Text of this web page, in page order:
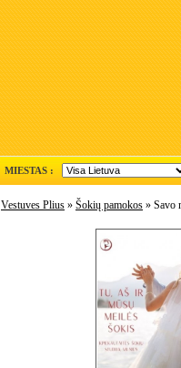
MIESTAS :
Vestuves Plius » Šokių pamokos » Savo